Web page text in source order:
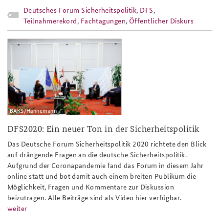
Deutsches Forum Sicherheitspolitik, DFS,
Teilnahmerekord, Fachtagungen, Öffentlicher Diskurs
BAKS/Hannemann
DFS2020: Ein neuer Ton in der Sicherheitspolitik
Das Deutsche Forum Sicherheitspolitik 2020 richtete den Blick
auf drängende Fragen an die deutsche Sicherheitspolitik.
Aufgrund der Coronapandemie fand das Forum in diesem Jahr
online statt und bot damit auch einem breiten Publikum die
Möglichkeit, Fragen und Kommentare zur Diskussion
beizutragen. Alle Beiträge sind als Video hier verfügbar.
weiter